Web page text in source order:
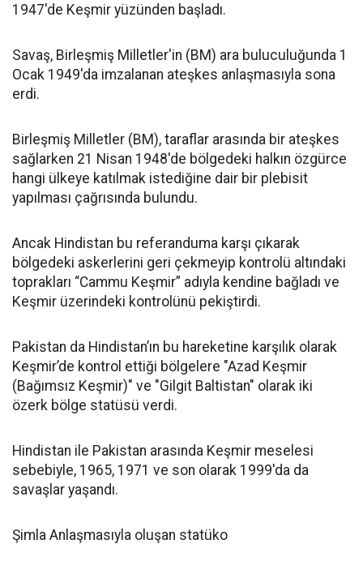
1947'de Keşmir yüzünden başladı.
Savaş, Birleşmiş Milletler'in (BM) ara buluculuğunda 1
Ocak 1949'da imzalanan ateşkes anlaşmasıyla sona
erdi.
Birleşmiş Milletler (BM), taraflar arasında bir ateşkes
sağlarken 21 Nisan 1948'de bölgedeki halkın özgürce
hangi ülkeye katılmak istediğine dair bir plebisit
yapılması çağrısında bulundu.
Ancak Hindistan bu referanduma karşı çıkarak
bölgedeki askerlerini geri çekmeyip kontrolü altındaki
toprakları “Cammu Keşmir” adıyla kendine bağladı ve
Keşmir üzerindeki kontrolünü pekiştirdi.
Pakistan da Hindistan’ın bu hareketine karşılık olarak
Keşmir’de kontrol ettiği bölgelere "Azad Keşmir
(Bağımsız Keşmir)" ve "Gilgit Baltistan" olarak iki
özerk bölge statüsü verdi.
Hindistan ile Pakistan arasında Keşmir meselesi
sebebiyle, 1965, 1971 ve son olarak 1999'da da
savaşlar yaşandı.
Şimla Anlaşmasıyla oluşan statüko